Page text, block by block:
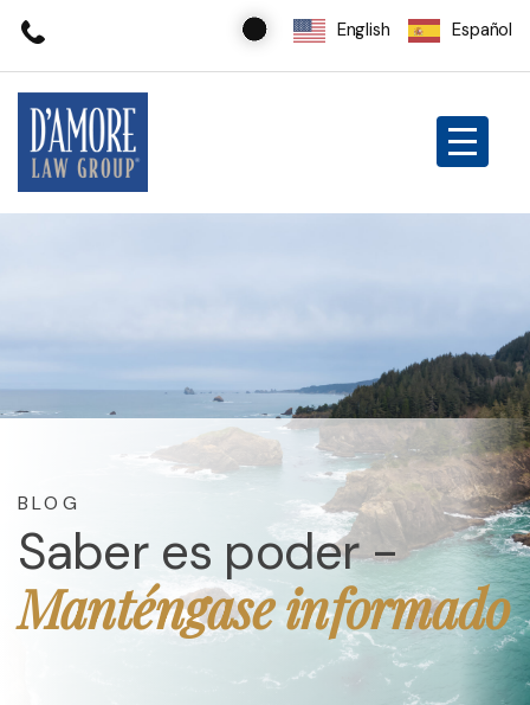
English Español
Saber es poder -
Manténgase informado
BLOG